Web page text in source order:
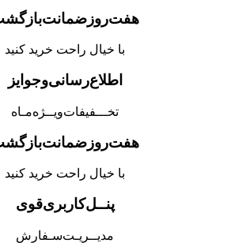
با خیال راحت خرید کنید
اطلاع‌رسانی‌و‌جوایز
تخـــفیفات‌ویــژه‌مـاه
با خیال راحت خرید کنید
پنــل‌کاربری‌قوی
مدیــریـت‌سـفارش